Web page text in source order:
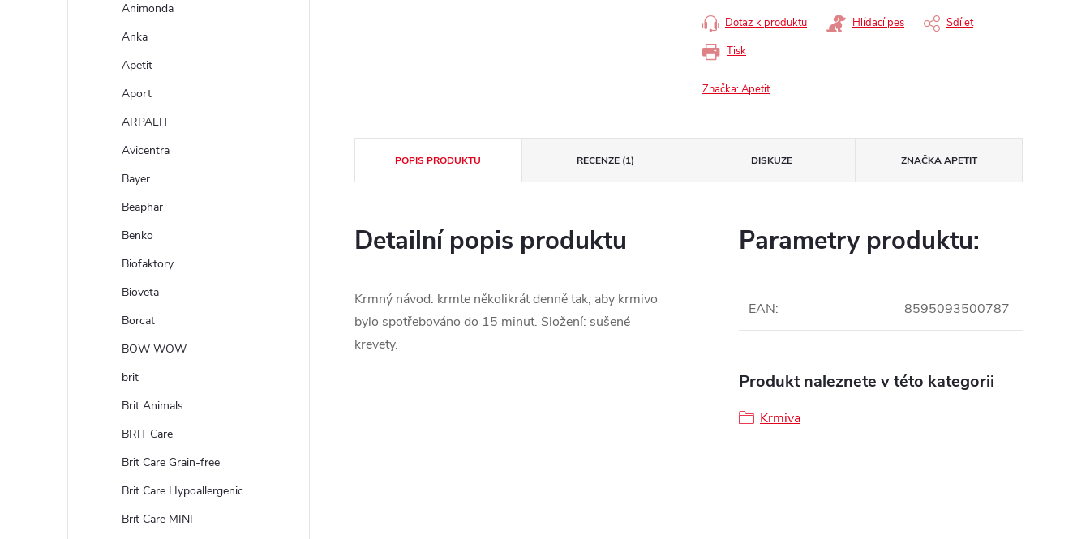
Animonda
Anka
Apetit
Aport
ARPALIT
Avicentra
Bayer
Beaphar
Benko
Biofaktory
Bioveta
Borcat
BOW WOW
brit
Brit Animals
BRIT Care
Brit Care Grain-free
Brit Care Hypoallergenic
Brit Care MINI
Tisk
Dotaz k produktu Hlídací pes Sdílet
Značka:Apetit
POPIS PRODUKTU RECENZE (1) DISKUZE ZNAČKAAPETIT
Detailní popis produktu
Krmný návod: krmte několikrát denně tak, aby krmivo
bylo spotřebováno do 15 minut. Složení: sušené
krevety.
Parametry produktu:
EAN: 8595093500787
Produkt naleznete v této kategorii
Krmiva